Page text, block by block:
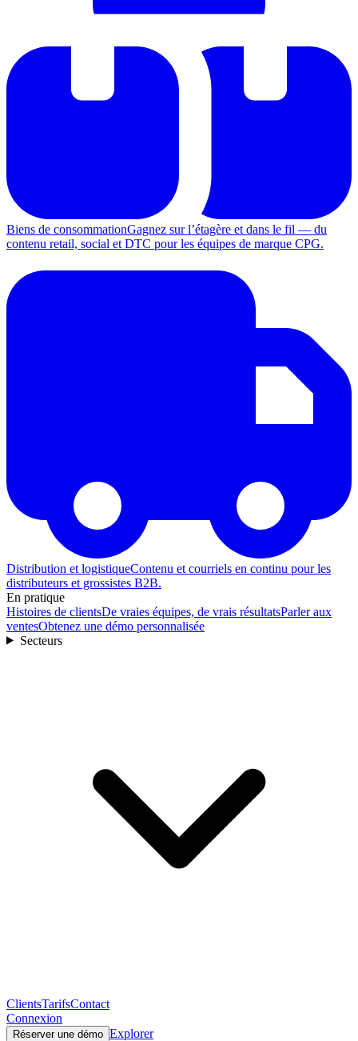
Biens de consommationGagnez sur l’étagère et dans le fil — du
contenu retail, social et DTC pour les équipes de marque CPG.
Distribution et logistiqueContenu et courriels en continu pour les
distributeurs et grossistes B2B.
En pratique
Histoires de clientsDe vraies équipes, de vrais résultatsParler aux
ventesObtenez une démo personnalisée
Secteurs
ClientsTarifsContact
Connexion
Réserver une démo Explorer